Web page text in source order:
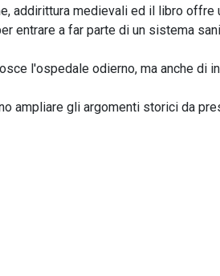
addirittura medievali ed il libro offre
entrare a far parte di un sistema
l'ospedale odierno, ma anche di
ampliare gli argomenti storici da